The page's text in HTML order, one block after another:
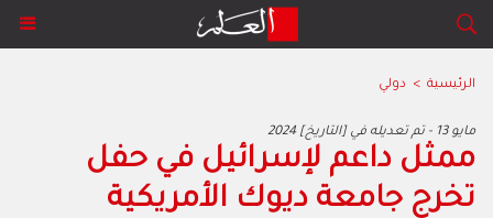
الرئيسية > دولي
2024 مايو 13 - تم تعديله في [التاريخ]
ممثل داعم لإسرائيل في حفل
تخرج جامعة ديوك الأمريكية